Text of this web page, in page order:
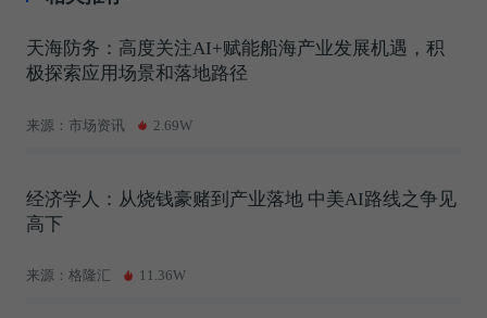
天海防务：高度关注AI+赋能船海产业发展机遇，积
极探索应用场景和落地路径
来源：市场资讯 2.69W
经济学人：从烧钱豪赌到产业落地 中美AI路线之争见
高下
来源：格隆汇 11.36W